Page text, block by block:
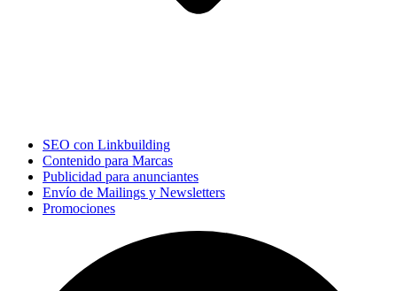
SEO con Linkbuilding
Contenido para Marcas
Publicidad para anunciantes
Envío de Mailings y Newsletters
Promociones